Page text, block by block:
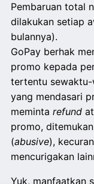
Pembaruan total
dilakukan setiap
bulannya).
GoPay berhak
promo kepada
tertentu
yang mendasari
meminta refund
promo,
(abusive),
mencurigakan
Yuk, manfaatkan